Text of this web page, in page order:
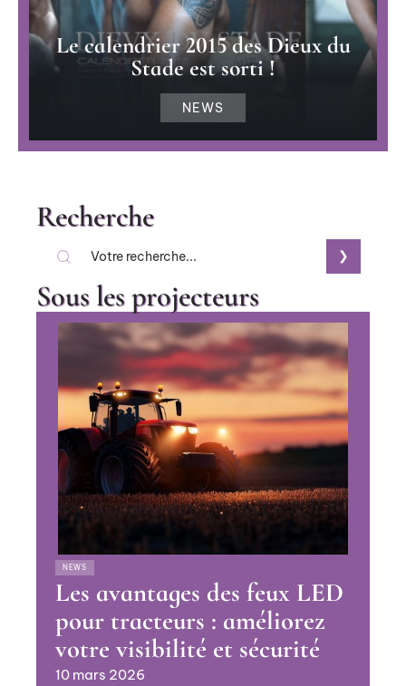
Le calendrier 2015 des Dieux du
Stade est sorti !
NEWS
Recherche
Sous les projecteurs
NEWS
Les avantages des feux LED
pour tracteurs : améliorez
votre visibilité et sécurité
10 mars 2026